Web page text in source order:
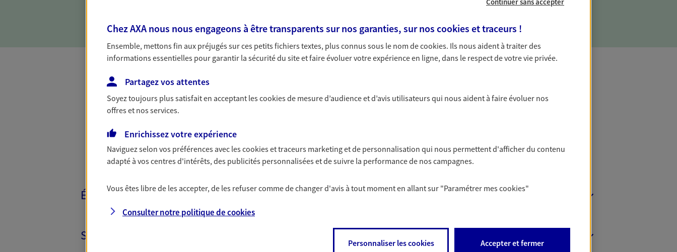
Toutes nos solutions AXA Épargne et Protection
PARTICULIERS PROFESSIONNELS
ÉPARGNE ET RETRAITE
SANTÉ ET PRÉVOYANCE
Chez AXA nous nous engageons à être transparents sur nos garanties, sur nos cookies et traceurs !
Ensemble, mettons fin aux préjugés sur ces petits fichiers textes, plus connus sous le nom decookies. Ils nous aident à traiter des
informations essentielles pour garantir la sécurité du site et faire évoluer votre expérience en ligne, dans le respect de votre vie privée.
Partagez vos attentes
Soyez toujours plus satisfait en acceptant lescookiesde mesure d’audience et d’avis utilisateurs qui nous aident à faire évoluer nos
offres et nos services.
Enrichissez votre expérience
Naviguez selon vos préférences avec lescookies et traceurs marketing et de personnalisation qui nous permettent d'afficher du contenu
adapté à vos centres d'intérêts, des publicités personnalisées et de suivre la performance de nos campagnes.
Vous êtes libre de les accepter, de les refuser comme de changer d'avis à tout moment en allant sur "Paramétrer mescookies"
Consulter notre politique decookies
Personnaliser les cookies Accepter et fermer